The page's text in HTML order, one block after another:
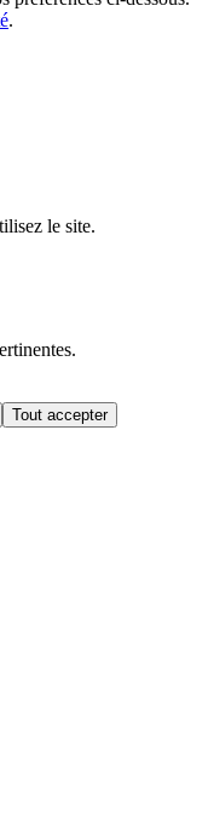
.
le site.
Tout accepter